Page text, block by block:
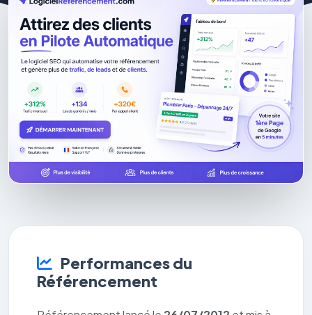
Performances du
Référencement